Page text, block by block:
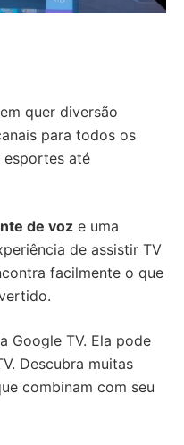
quer diversão
para todos os
esportes até
de voz e uma
de assistir TV
facilmente o que
Google TV. Ela pode
Descubra muitas
combinam com seu